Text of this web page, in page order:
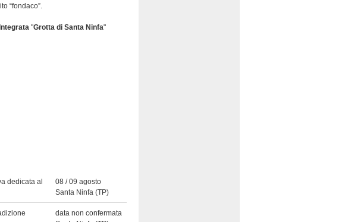
“fondaco”.
"Grotta di Santa Ninfa"
dedicata al
08 / 09 agosto
Santa Ninfa (TP)
data non confermata